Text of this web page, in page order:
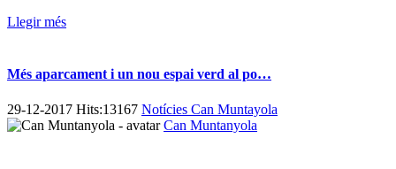
Llegir més
Més aparcament i un nou espai verd al po…
29-12-2017 Hits:13167 Notícies Can Muntayola
Can Muntanyola